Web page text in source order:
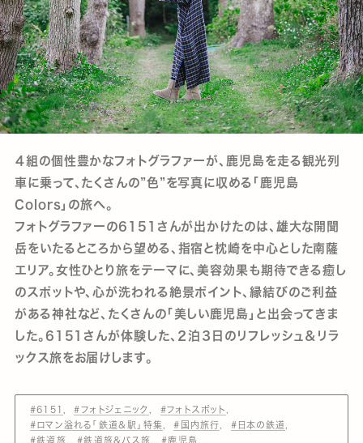
４組の個性豊かなフォトグラファーが、鹿児島を走る観光列
車に乗って、たくさんの”色”を写真に収める「鹿児島
Colors」の旅へ。
フォトグラファーの6151さんが出かけたのは、雄大な開聞
岳をいたるところから望める、指宿と枕崎を中心とした南薩
エリア。女性ひとり旅をテーマに、美容効果も期待できる癒し
のスポットや、心が洗われる絶景ポイント、縁結びのご利益
がある神社など、たくさんの「美しい鹿児島」と出会ってきま
した。6151さんが体験した、２泊３日のリフレッシュ＆リラ
ックス旅をお届けします。
#6151 #フォトジェニック
#フォトスポット
#ロマン溢れる「鉄道＆駅」特集
#国内旅行
#日本の鉄道
#鉄道旅
#鉄道旅&バス旅 #鹿児島